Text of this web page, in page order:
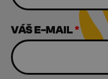
VÁŠ E-MAIL*